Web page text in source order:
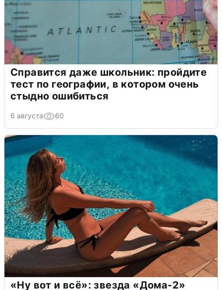
Справится даже школьник: пройдите
тест по географии, в котором очень
стыдно ошибиться
6 августа 60
«Ну вот и всё»: звезда «Дома-2»